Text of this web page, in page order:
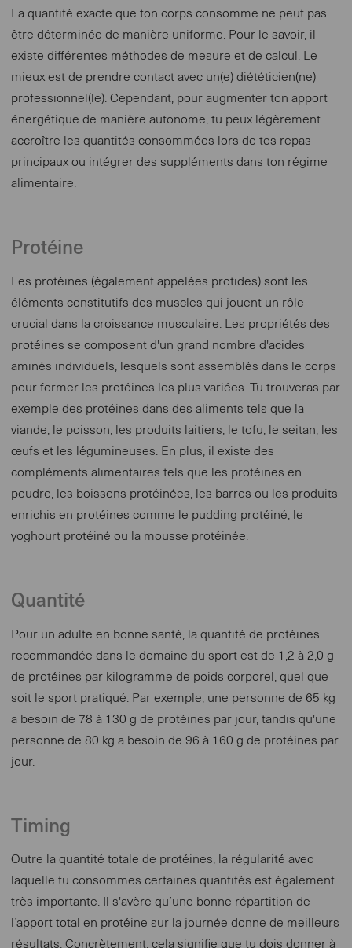
La quantité exacte que ton corps consomme ne peut pas
être déterminée de manière uniforme. Pour le savoir, il
existe différentes méthodes de mesure et de calcul. Le
mieux est de prendre contact avec un(e) diététicien(ne)
professionnel(le). Cependant, pour augmenter ton apport
énergétique de manière autonome, tu peux légèrement
accroître les quantités consommées lors de tes repas
principaux ou intégrer des suppléments dans ton régime
alimentaire.
Protéine
Les protéines (également appelées protides) sont les
éléments constitutifs des muscles qui jouent un rôle
crucial dans la croissance musculaire. Les propriétés des
protéines se composent d'un grand nombre d'acides
aminés individuels, lesquels sont assemblés dans le corps
pour former les protéines les plus variées. Tu trouveras par
exemple des protéines dans des aliments tels que la
viande, le poisson, les produits laitiers, le tofu, le seitan, les
œufs et les légumineuses. En plus, il existe des
compléments alimentaires tels que les protéines en
poudre, les boissons protéinées, les barres ou les produits
enrichis en protéines comme le pudding protéiné, le
yoghourt protéiné ou la mousse protéinée.
Quantité
Pour un adulte en bonne santé, la quantité de protéines
recommandée dans le domaine du sport est de 1,2 à 2,0 g
de protéines par kilogramme de poids corporel, quel que
soit le sport pratiqué. Par exemple, une personne de 65 kg
a besoin de 78 à 130 g de protéines par jour, tandis qu'une
personne de 80 kg a besoin de 96 à 160 g de protéines par
jour.
Timing
Outre la quantité totale de protéines, la régularité avec
laquelle tu consommes certaines quantités est également
très importante. Il s'avère qu’une bonne répartition de
l’apport total en protéine sur la journée donne de meilleurs
résultats. Concrètement, cela signifie que tu dois donner à